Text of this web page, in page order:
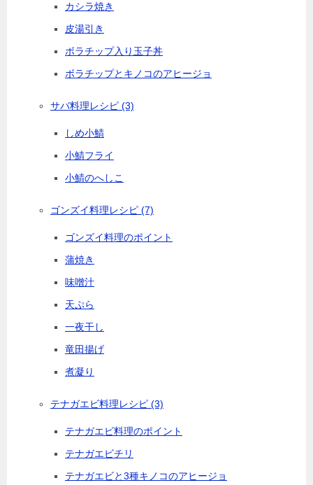
カシラ焼き
皮湯引き
ボラチップ入り玉子丼
ボラチップとキノコのアヒージョ
サバ料理レシピ (3)
しめ小鯖
小鯖フライ
小鯖のへしこ
ゴンズイ料理レシピ (7)
ゴンズイ料理のポイント
蒲焼き
味噌汁
天ぷら
一夜干し
竜田揚げ
煮凝り
テナガエビ料理レシピ (3)
テナガエビ料理のポイント
テナガエビチリ
テナガエビと3種キノコのアヒージョ